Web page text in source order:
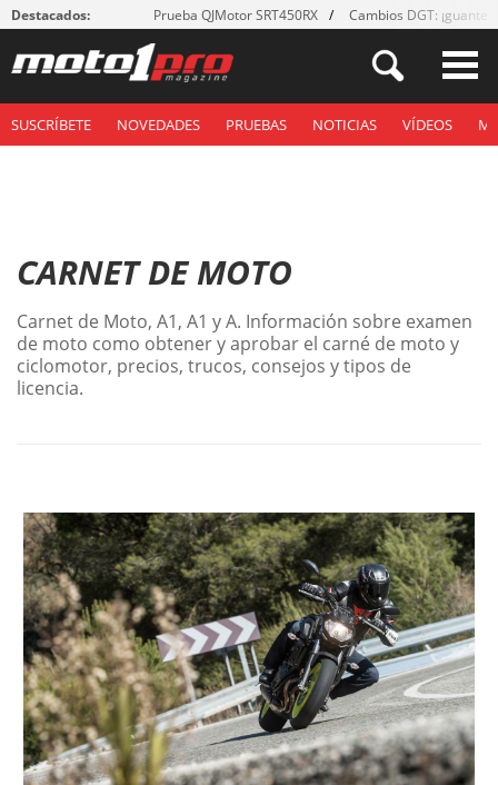
Destacados: Prueba QJMotor SRT450RX Cambios DGT: ¡guantes!
SUSCRÍBETE NOVEDADES PRUEBAS NOTICIAS VÍDEOS
CARNET DE MOTO
Carnet de Moto, A1, A1 y A. Información sobre examen
de moto como obtener y aprobar el carné de moto y
ciclomotor, precios, trucos, consejos y tipos de
licencia.